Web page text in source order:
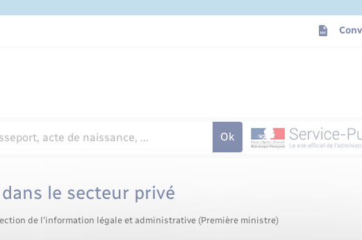
le secteur privé
de l'information légale et administrative (Première ministre)